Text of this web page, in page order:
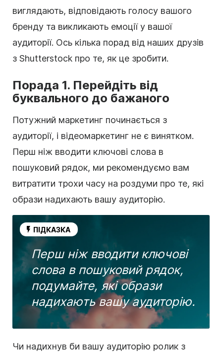
виглядають, відповідають голосу вашого
бренду та викликають емоції у вашої
аудиторії. Ось кілька порад від наших друзів
з Shutterstock про те, як це зробити.
Порада 1. Перейдіть від
буквального до бажаного
Потужний маркетинг починається з
аудиторії, і відеомаркетинг не є винятком.
Перш ніж вводити ключові слова в
пошуковий рядок, ми рекомендуємо вам
витратити трохи часу на роздуми про те, які
образи надихають вашу аудиторію.
ПІДКАЗКА
Перш ніж вводити ключові
слова в пошуковий рядок,
подумайте, які образи
надихають вашу аудиторію.
Чи надихнув би вашу аудиторію ролик з